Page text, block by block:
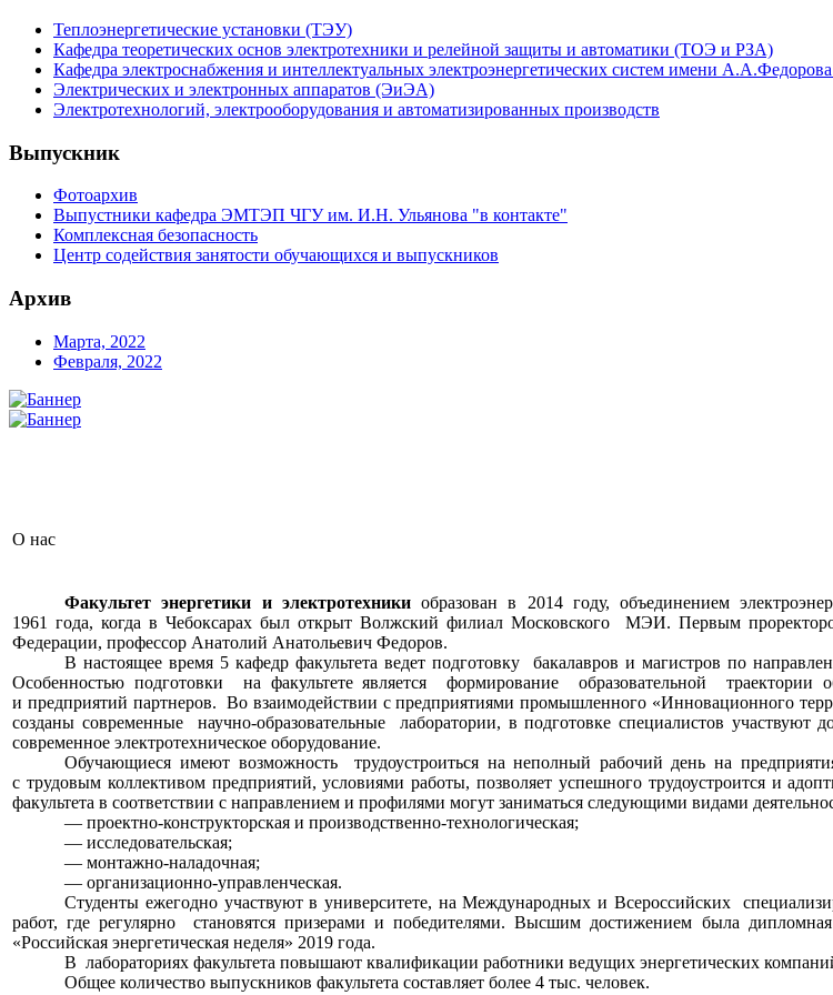
Теплоэнергетические установки (ТЭУ)
Кафедра теоретических основ электротехники и релейной защиты и автоматики (ТОЭ и РЗА)
Кафедра электроснабжения и интеллектуальных электроэнергетических систем имени
Электрических и электронных аппаратов (ЭиЭА)
Электротехнологий, электрооборудования и автоматизированных производств
Выпускник
Фотоархив
Выпустники кафедра ЭМТЭП ЧГУ им. И.Н. Ульянова "в контакте"
Комплексная безопасность
Центр содействия занятости обучающихся и выпускников
Архив
Марта, 2022
Февраля, 2022
О нас
Факультет энергетики и электротехникиобразован в 2014 году, объединением
1961 года, когда в Чебоксарах был открыт Волжский филиал Московского МЭИ. Первым
Федерации, профессор Анатолий Анатольевич Федоров.
В настоящее время 5 кафедр факультета ведет подготовку бакалаврови магистров по
Особенностью подготовки
на факультетеявляется формирование образовательной траектории
и предприятий партнеров. Во взаимодействии с предприятиями промышленного «Инновационного
созданы современные научно-образовательные лаборатории, в подготовке специалистов участвуют
современное электротехническое оборудование.
Обучающиеся имеют возможность трудоустроиться на неполный рабочий деньна
с трудовымколлективом предприятий, условиями работы, позволяет успешного трудоустроится и
факультета в соответствии с направлением и профилями могут заниматься следующими видами
—проектно-конструкторская и производственно-технологическая;
— исследовательская;
— монтажно-наладочная;
— организационно-управленческая.
Студенты ежегодно участвуютв университете, на Международных и Всероссийских
работ, где регулярно становятся призерамии победителями. Высшим достижением была
«Российская энергетическая неделя» 2019 года.
В лабораториях факультета повышают квалификации работники ведущих энергетических
Общее количество выпускников факультета составляетболее 4 тыс. человек.